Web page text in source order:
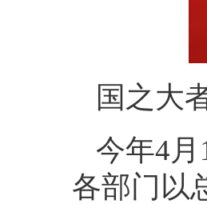
国之大
今年4
各部门以